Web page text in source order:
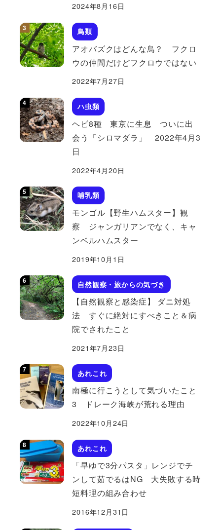
2024年8月16日
鳥類
アオバズクはどんな鳥？ フクロ
ウの仲間だけどフクロウではない
2022年7月27日
ハ虫類
ヘビ8種 東京に生息 ついに出
会う「シロマダラ」 2022年4月3
日
2022年4月20日
哺乳類
モンゴル【野生ハムスター】観
察 ジャンガリアンでなく、キャ
ンベルハムスター
2019年10月1日
自然観察・旅からの気づき
【自然観察と感染症】 ダニ対処
法 すぐに絶対にすべきこと＆病
院でされたこと
2021年7月23日
あれこれ
南極に行こうとして気づいたこと
3 ドレーク海峡が荒れる理由
2022年10月24日
あれこれ
「早ゆで3分パスタ」レンジでチ
ンして茹でるはNG 大失敗する時
短料理の組み合わせ
2016年12月31日